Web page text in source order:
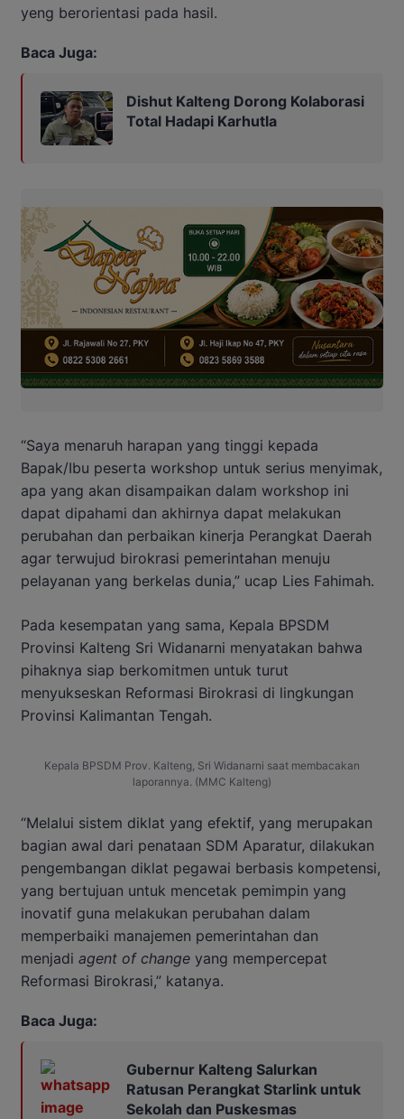
yeng berorientasi pada hasil.
Baca Juga:
Dishut Kalteng Dorong Kolaborasi
Total Hadapi Karhutla
“Saya menaruh harapan yang tinggi kepada
Bapak/Ibu peserta workshop untuk serius menyimak,
apa yang akan disampaikan dalam workshop ini
dapat dipahami dan akhirnya dapat melakukan
perubahan dan perbaikan kinerja Perangkat Daerah
agar terwujud birokrasi pemerintahan menuju
pelayanan yang berkelas dunia,” ucap Lies Fahimah.
Pada kesempatan yang sama, Kepala BPSDM
Provinsi Kalteng Sri Widanarni menyatakan bahwa
pihaknya siap berkomitmen untuk turut
menyukseskan Reformasi Birokrasi di lingkungan
Provinsi Kalimantan Tengah.
Kepala BPSDM Prov. Kalteng, Sri Widanarni saat membacakan
laporannya. (MMC Kalteng)
“Melalui sistem diklat yang efektif, yang merupakan
bagian awal dari penataan SDM Aparatur, dilakukan
pengembangan diklat pegawai berbasis kompetensi,
yang bertujuan untuk mencetak pemimpin yang
inovatif guna melakukan perubahan dalam
memperbaiki manajemen pemerintahan dan
menjadi agent of change yang mempercepat
Reformasi Birokrasi,” katanya.
Baca Juga:
Gubernur Kalteng Salurkan
Ratusan Perangkat Starlink untuk
Sekolah dan Puskesmas